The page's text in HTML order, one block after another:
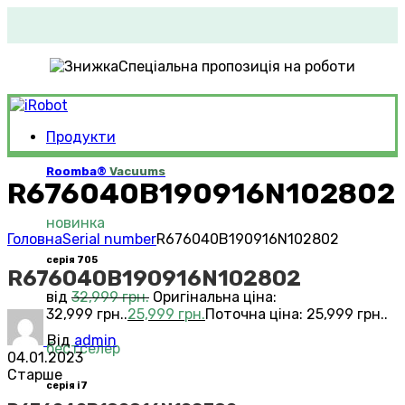
Спеціальна пропозиція на роботи
Продукти
Roomba® Vacuums
новинка
серія 705
від 32,999грн. Оригінальна ціна:
32,999 грн..25,999 грн.Поточна ціна: 25,999 грн..
бестселер
серія i7
R676040B190916N102802
ГоловнаSerial numberR676040B190916N102802
R676040B190916N102802
Від admin
04.01.2023
Старше